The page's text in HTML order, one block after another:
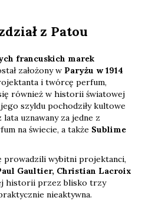
z Patou
francuskich marek
założony w Paryżu w 1914
i twórcę perfum,
również w historii światowej
szyldu pochodziły kultowe
lata uznawany za jedne z
na świecie, a także Sublime
prowadzili wybitni projektanci,
Gaultier, Christian Lacroix
historii przez blisko trzy
nieaktywna.